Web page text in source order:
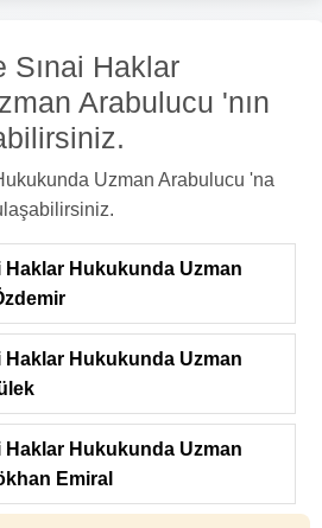
Sınai Haklar
Arabulucu 'nın
Uzman Arabulucu 'na
Haklar Hukukunda Uzman
Haklar Hukukunda Uzman
Haklar Hukukunda Uzman
Emiral